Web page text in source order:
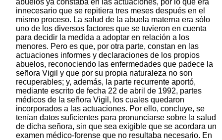
innecesario que se repitiera tres meses después en el
mismo proceso. La salud de la abuela materna era sólo
uno de los diversos factores que se tuvieron en cuenta
para decidir la medida a adoptar en relación a los
menores. Pero es que, por otra parte, constan en las
actuaciones informes y declaraciones de los propios
abuelos, reconociendo las enfermedades que padece la
señora Vigil y que por su propia naturaleza no son
recuperables; y, además, la parte recurrente aportó,
mediante escrito de fecha 22 de abril de 1992, partes
médicos de la señora Vigil, los cuales quedaron
incorporados a las actuaciones. Por ello, concluye, se
tenían datos suficientes para pronunciarse sobre la salud
de dicha señora, sin que sea exigible que se acordara un
examen médico-forense que no resultaba necesario. En